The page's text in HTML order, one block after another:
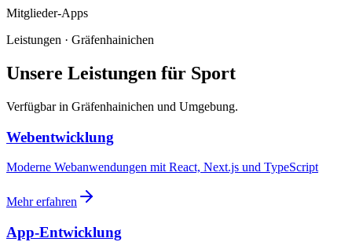
Mitglieder-Apps
Leistungen · Gräfenhainichen
Unsere Leistungen für Sport
Verfügbar in Gräfenhainichen und Umgebung.
Webentwicklung
Moderne Webanwendungen mit React, Next.js und TypeScript
Mehr erfahren
App-Entwicklung